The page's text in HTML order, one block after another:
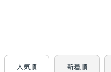
人気順 新着順